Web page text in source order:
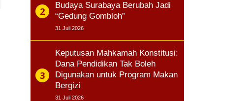
Budaya Surabaya Berubah Jadi
“Gedung Gombloh”
31 Juli 2026
Keputusan Mahkamah Konstitusi:
Dana Pendidikan Tak Boleh
Digunakan untuk Program Makan
Bergizi
31 Juli 2026